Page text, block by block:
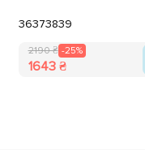
36373839
2190 ₴ -25%
1643 ₴